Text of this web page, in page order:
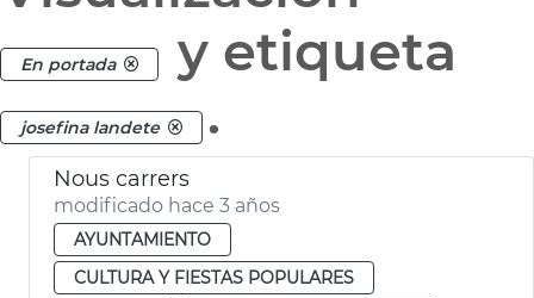
En portada y etiqueta
josefina landete .
Nous carrers
modificado hace 3 años
AYUNTAMIENTO
CULTURA Y FIESTAS POPULARES